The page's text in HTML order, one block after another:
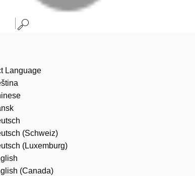
Language
(Schweiz)
(Luxemburg)
(Canada)